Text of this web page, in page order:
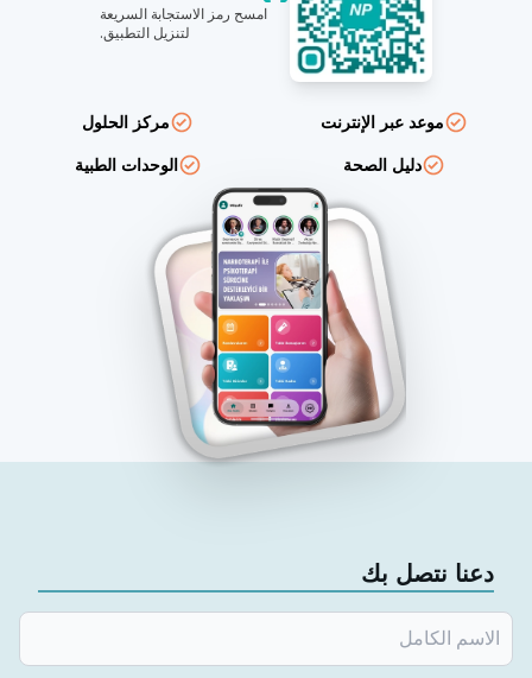
امسح رمز الاستجابة السريعة
لتنزيل التطبيق.
موعد عبر الإنترنت
مركز الحلول
دليل الصحة
الوحدات الطبية
دعنا نتصل بك